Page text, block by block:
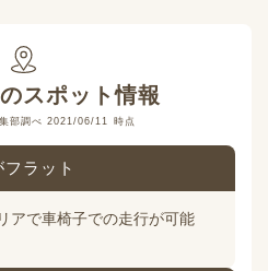
のスポット情報
部調べ 2021/06/11 時点
フラット
アで車椅子での走行が可能